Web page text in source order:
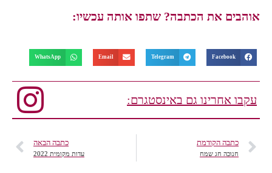
אוהבים את הכתבה? שתפו אותה עכשיו:
Facebook
Telegram
Email
WhatsApp
עקבו אחרינו גם באינסטגרם:
כתבה הקודמת
חנוכה חג שמח
כתבה הבאה
עדות מקומית 2022